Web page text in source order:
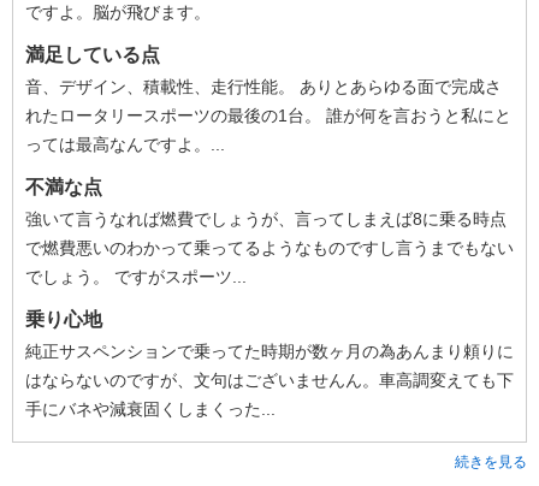
ですよ。脳が飛びます。
満足している点
音、デザイン、積載性、走行性能。 ありとあらゆる面で完成さ
れたロータリースポーツの最後の1台。 誰が何を言おうと私にと
っては最高なんですよ。...
不満な点
強いて言うなれば燃費でしょうが、言ってしまえば8に乗る時点
で燃費悪いのわかって乗ってるようなものですし言うまでもない
でしょう。 ですがスポーツ...
乗り心地
純正サスペンションで乗ってた時期が数ヶ月の為あんまり頼りに
はならないのですが、文句はございませんん。車高調変えても下
手にバネや減衰固くしまくった...
続きを見る